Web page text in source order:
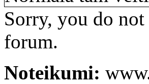
Sorry, you do
forum.
Noteikumi: